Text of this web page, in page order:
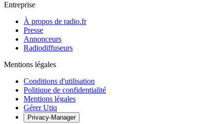
Entreprise
À propos de radio.fr
Presse
Annonceurs
Radiodiffuseurs
Mentions légales
Conditions d'utilisation
Politique de confidentialité
Mentions légales
Gérer Utiq
Privacy-Manager